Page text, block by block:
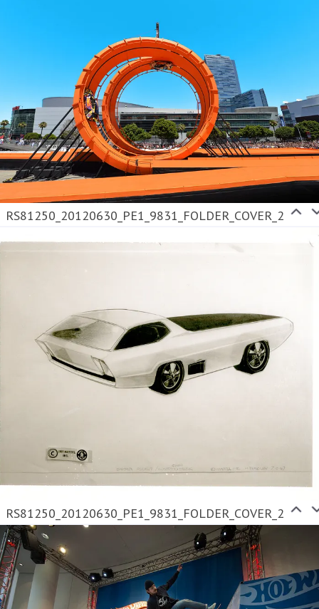
RS81250_20120630_PE1_9831_FOLDER_COVER_2
RS81250_20120630_PE1_9831_FOLDER_COVER_2